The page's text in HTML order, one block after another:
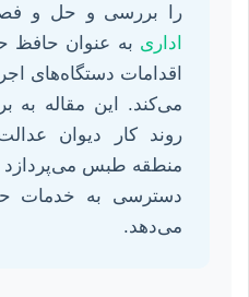
را بررسی و حل و
اداری به عنوان حافظ
اقدامات دستگاه‌های
می‌کند. این مقاله
روند کار دیوان
منطقه طبس می‌پردازد
دسترسی به خدمات
می‌دهد.